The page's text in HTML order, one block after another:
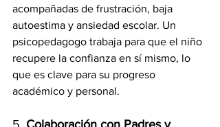
acompañadas de frustración, baja
autoestima y ansiedad escolar. Un
psicopedagogo trabaja para que el niño
recupere la confianza en sí mismo, lo
que es clave para su progreso
académico y personal.
5. Colaboración con Padres y